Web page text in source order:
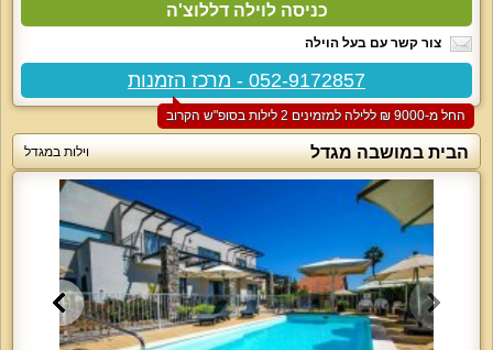
כניסה לוילה דללוצ'ה
צור קשר עם בעל הוילה
052-9172857 - מרכז הזמנות
החל מ-‏9000 ₪ ללילה למזמינים 2 לילות בסופ"ש הקרוב
הבית במושבה מגדל וילות במגדל